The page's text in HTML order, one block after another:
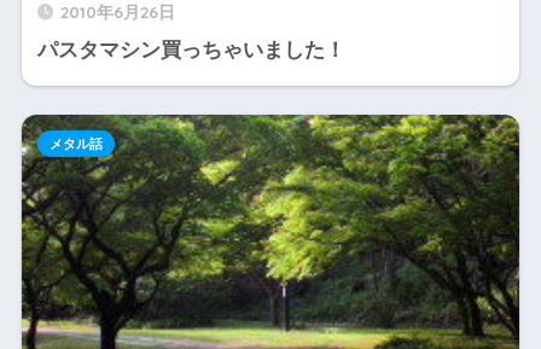
2010年6月26日
パスタマシン買っちゃいました！
メタル話